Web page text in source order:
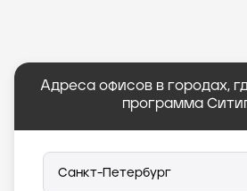
Адреса офисов в городах,
программа